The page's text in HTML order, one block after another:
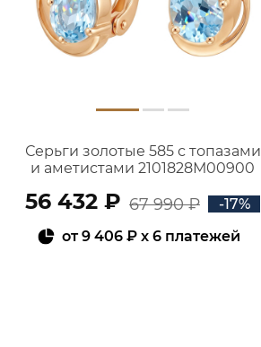
Серьги золотые 585 с топазами
и аметистами 2101828М00900
56 432 ₽ 67 990 ₽
-17%
от9 406 ₽ x 6 платежей